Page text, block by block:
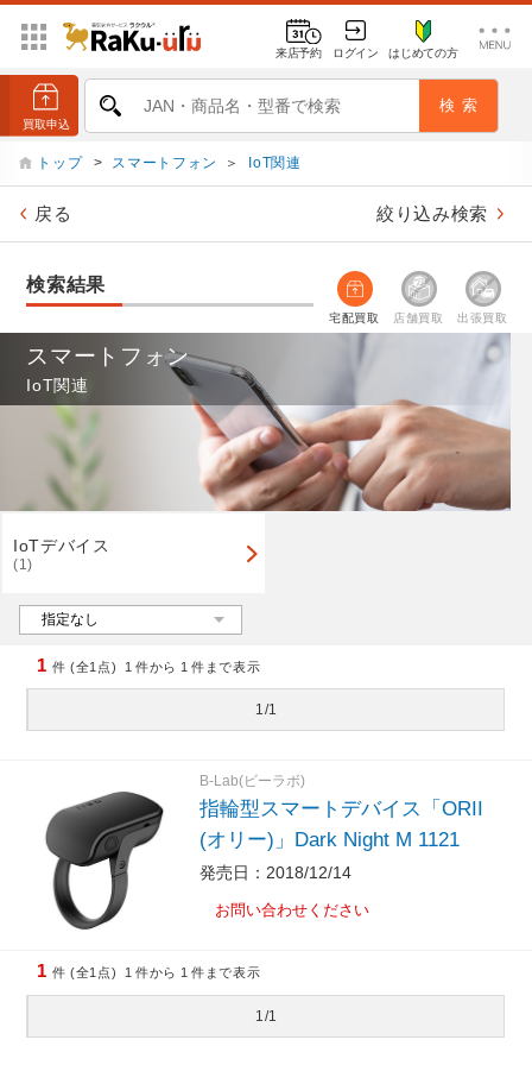
来店予約 ログイン はじめての方
トップ > スマートフォン ＞ IoT関連
戻る 絞り込み検索
検索結果
宅配買取 店舗買取 出張買取
スマートフォン
IoT関連
IoTデバイス
(1)
1 件 (全1点) 1 件から 1 件まで表示
1/1
B-Lab(ビーラボ)
指輪型スマートデバイス「ORII
(オリー)」Dark Night M 1121
発売日：2018/12/14
お問い合わせください
1 件 (全1点) 1 件から 1 件まで表示
1/1